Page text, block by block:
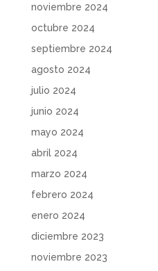
noviembre 2024
octubre 2024
septiembre 2024
agosto 2024
julio 2024
junio 2024
mayo 2024
abril 2024
marzo 2024
febrero 2024
enero 2024
diciembre 2023
noviembre 2023